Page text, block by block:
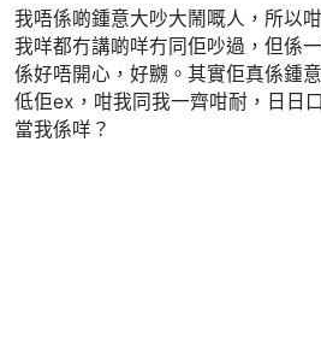
我唔係啲鍾意大吵大鬧嘅人，所以
我咩都冇講啲咩冇同佢吵過，但係
係好唔開心，好嬲。其實佢真係鍾
低佢ex，咁我同我一齊咁耐，日日
當我係咩？